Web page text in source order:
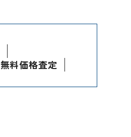
無料価格査定